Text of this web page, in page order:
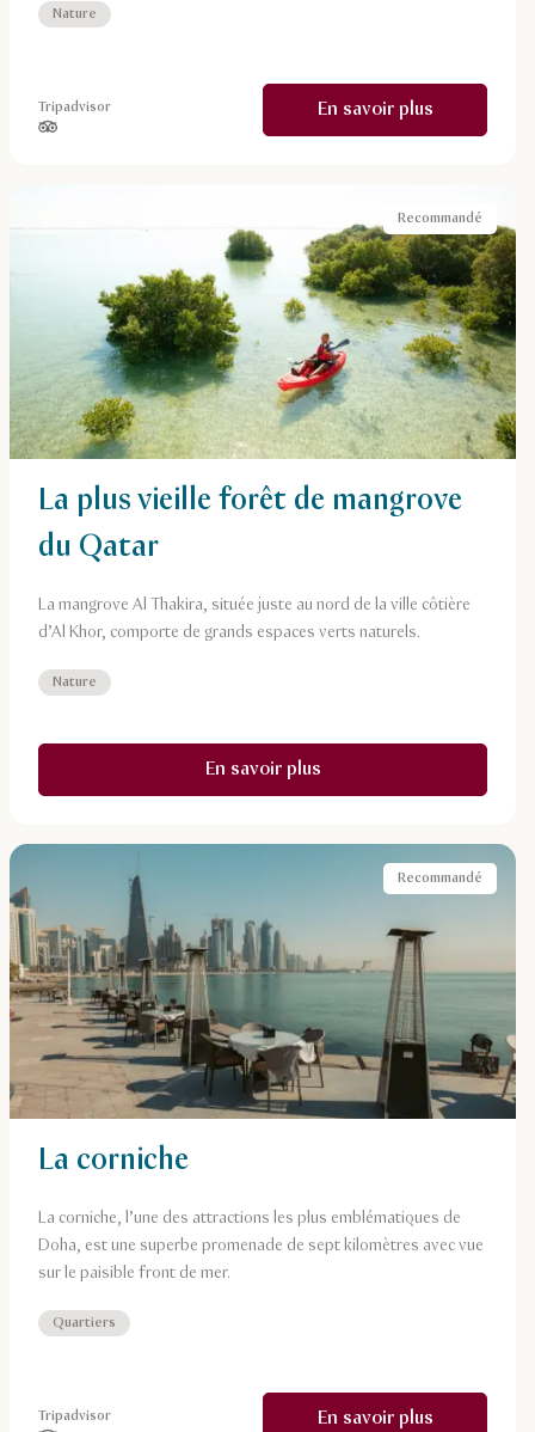
Nature
Tripadvisor
En savoir plus
Recommandé
Nature
La plus vieille forêt de mangrove
du Qatar
La mangrove Al Thakira, située juste au nord de la ville côtière
d’Al Khor, comporte de grands espaces verts naturels.
En savoir plus
Recommandé
Quartiers
La corniche
La corniche, l’une des attractions les plus emblématiques de
Doha, est une superbe promenade de sept kilomètres avec vue
sur le paisible front de mer.
Tripadvisor
En savoir plus